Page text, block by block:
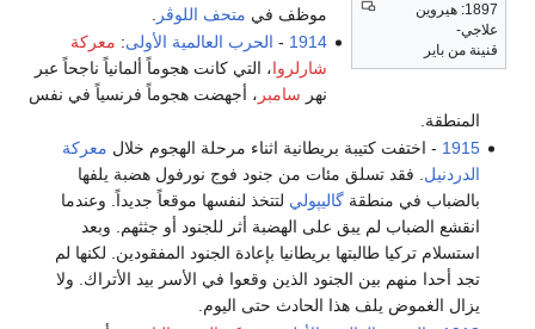
1897: هيروين
علاجي-
قنينة من باير
موظف في متحف اللوڤر
1914
- الحرب العالمية الأولى: معركة
شارلروا، التي كانت هجوماً ألمانياً ناجحاً عبر
نهر سامبر ، أجهضت هجوماً فرنسياً في نفس
المنطقة.
1915 - اختفت كتيبة بريطانية اثناء مرحلة الهجوم خلال معركة
الدردنيل. فقد تسلق مئات من جنود فوج نورفول هضبة يلفها
بالضباب في منطقةگاليپولي لتتخذ لنفسها موقعاً جديداً. وعندما
انقشع الضباب لم يبق على الهضبة أثر للجنود أو جثثهم. وبعد
استسلام تركيا طالبتها بريطانيا بإعادة الجنود المفقودين. لكنها لم
تجد أحدا منهم بين الجنود الذين وقعوا في الأسر بيد الأتراك. ولا
يزال الغموض يلف هذا الحادث حتى اليوم.